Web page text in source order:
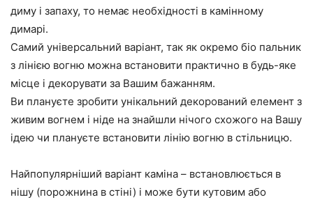
диму і запаху, то немає необхідності в камінному
димарі.
Самий універсальний варіант, так як окремо біо пальник
з лінією вогню можна встановити практично в будь-яке
місце і декорувати за Вашим бажанням.
Ви плануєте зробити унікальний декорований елемент з
живим вогнем і ніде на знайшли нічого схожого на Вашу
ідею чи плануєте встановити лінію вогню в стільницю.
Найпопулярніший варіант каміна – встановлюється в
нішу (порожнина в стіні) і може бути кутовим або